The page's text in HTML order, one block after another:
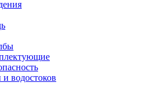
водостоков